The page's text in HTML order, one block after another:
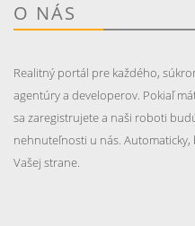
O NÁS
Realitný portál pre každého,
agentúry a developerov. Pokiaľ
sa zaregistrujete a naši roboti
nehnuteľnosti u nás.
Vašej strane.